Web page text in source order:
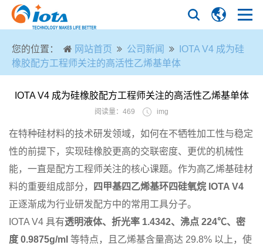
您的位置： 网站首页 公司新闻
IOTA V4 成为硅
橡胶配方工程师关注的高活性乙烯基单体
IOTA V4 成为硅橡胶配方工程师关注的高活性乙烯基单体
阅读量：469 img
在特种硅材料的技术研发领域，如何在不牺牲加工性与稳定
性的前提下，实现硅橡胶更高的交联密度、更优的机械性
能，一直是配方工程师关注的核心课题。作为高乙烯基硅材
料的重要组成部分，
四甲基四乙烯基环四硅氧烷 IOTA V4
正逐渐成为行业研发配方中的常用工具分子。
IOTA V4 具有透明液体、折光率 1.4342、沸点 224℃、密
度 0.9875g/ml 等特点，且乙烯基含量高达 29.8% 以上，使